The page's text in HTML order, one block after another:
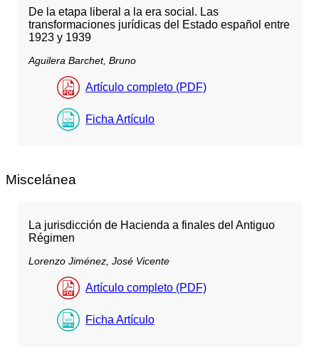
De la etapa liberal a la era social. Las
transformaciones jurídicas del Estado español entre
1923 y 1939
Aguilera Barchet, Bruno
Artículo completo (PDF)
Ficha Artículo
Miscelánea
La jurisdicción de Hacienda a finales del Antiguo
Régimen
Lorenzo Jiménez, José Vicente
Artículo completo (PDF)
Ficha Artículo